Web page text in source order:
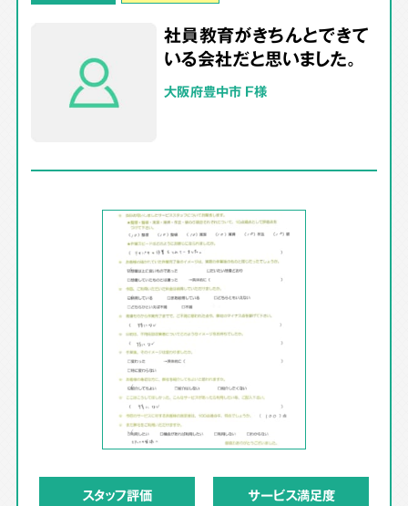
社員教育がきちんとできて
いる会社だと思いました。
大阪府豊中市 F様
スタッフ評価 サービス満足度